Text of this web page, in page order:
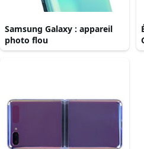
Samsung Galaxy : appareil
photo flou